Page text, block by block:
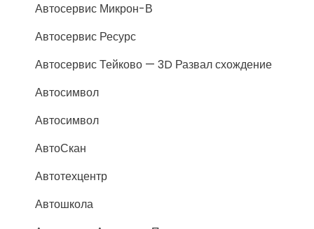
Автосервис Микрон-В
Автосервис Ресурс
Автосервис Тейково — 3D Развал схождение
Автосимвол
Автосимвол
АвтоСкан
Автотехцентр
Автошкола